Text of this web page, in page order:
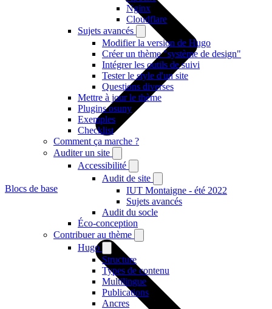
Nginx
Cloudflare
Sujets avancés
Modifier la version de Hugo
Créer un thème "système de design"
Intégrer les outils de suivi
Tester le style d'un site
Questions diverses
Mettre à jour le thème
Plugins osuny
Exemples
Checklist
Comment ça marche ?
Auditer un site
Accessibilité
Audit de site
IUT Montaigne - été 2022
Sujets avancés
Audit du socle
Éco-conception
Contribuer au thème
Hugo
Structure
Types de contenu
Multilingue
Publications
Ancres
Blocs de base